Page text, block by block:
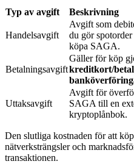
BTR-låsningar
Exklusiva investeringar
Typ av avgift Beskrivning
Handelsavgift
Avgift som
du gör
köpa SAGA.
Betalningsavgift
Gäller för köp
kreditkort/
Uttaksavgift
Avgift för
SAGA till en
kryptoplånbok.
Den slutliga kostnaden för att
nätverksträngsler och
transaktionen.